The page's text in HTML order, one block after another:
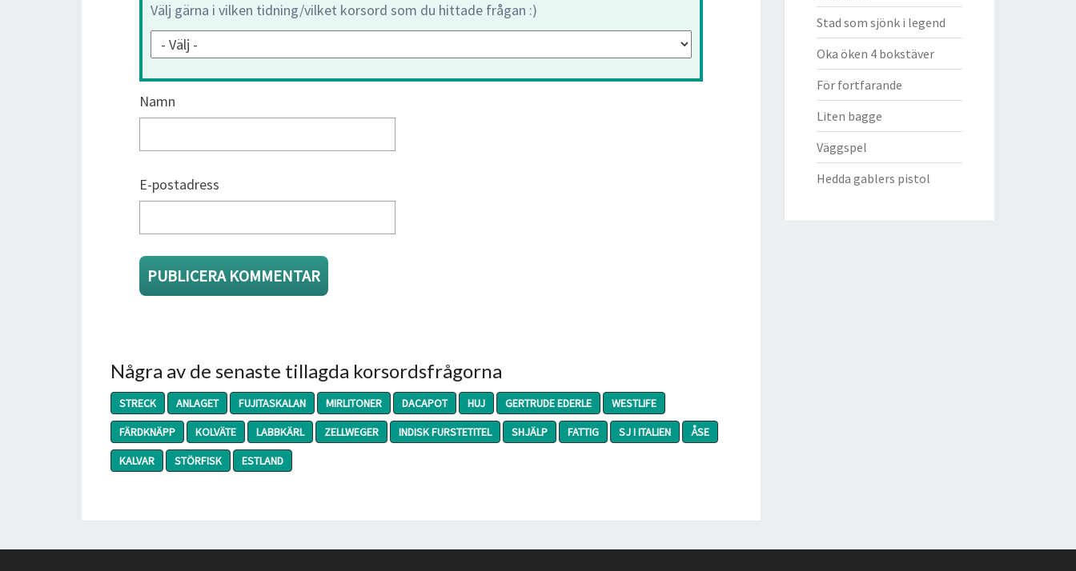
Välj gärna i vilken tidning/vilket korsord som du hittade frågan :)
Namn
E-postadress
Några av de senaste tillagda korsordsfrågorna
STRECK ANLAGET FUJITASKALAN MIRLITONER DACAPOT HUJ GERTRUDE EDERLE
WESTLIFE
FÄRDKNÄPP
KOLVÄTE LABBKÄRL ZELLWEGER INDISK FURSTETITEL SHJÄLP FATTIG SJ I ITALIEN
ÅSE
KALVAR
STÖRFISK ESTLAND
Stad som sjönk i legend
Oka öken 4 bokstäver
För fortfarande
Liten bagge
Väggspel
Hedda gablers pistol